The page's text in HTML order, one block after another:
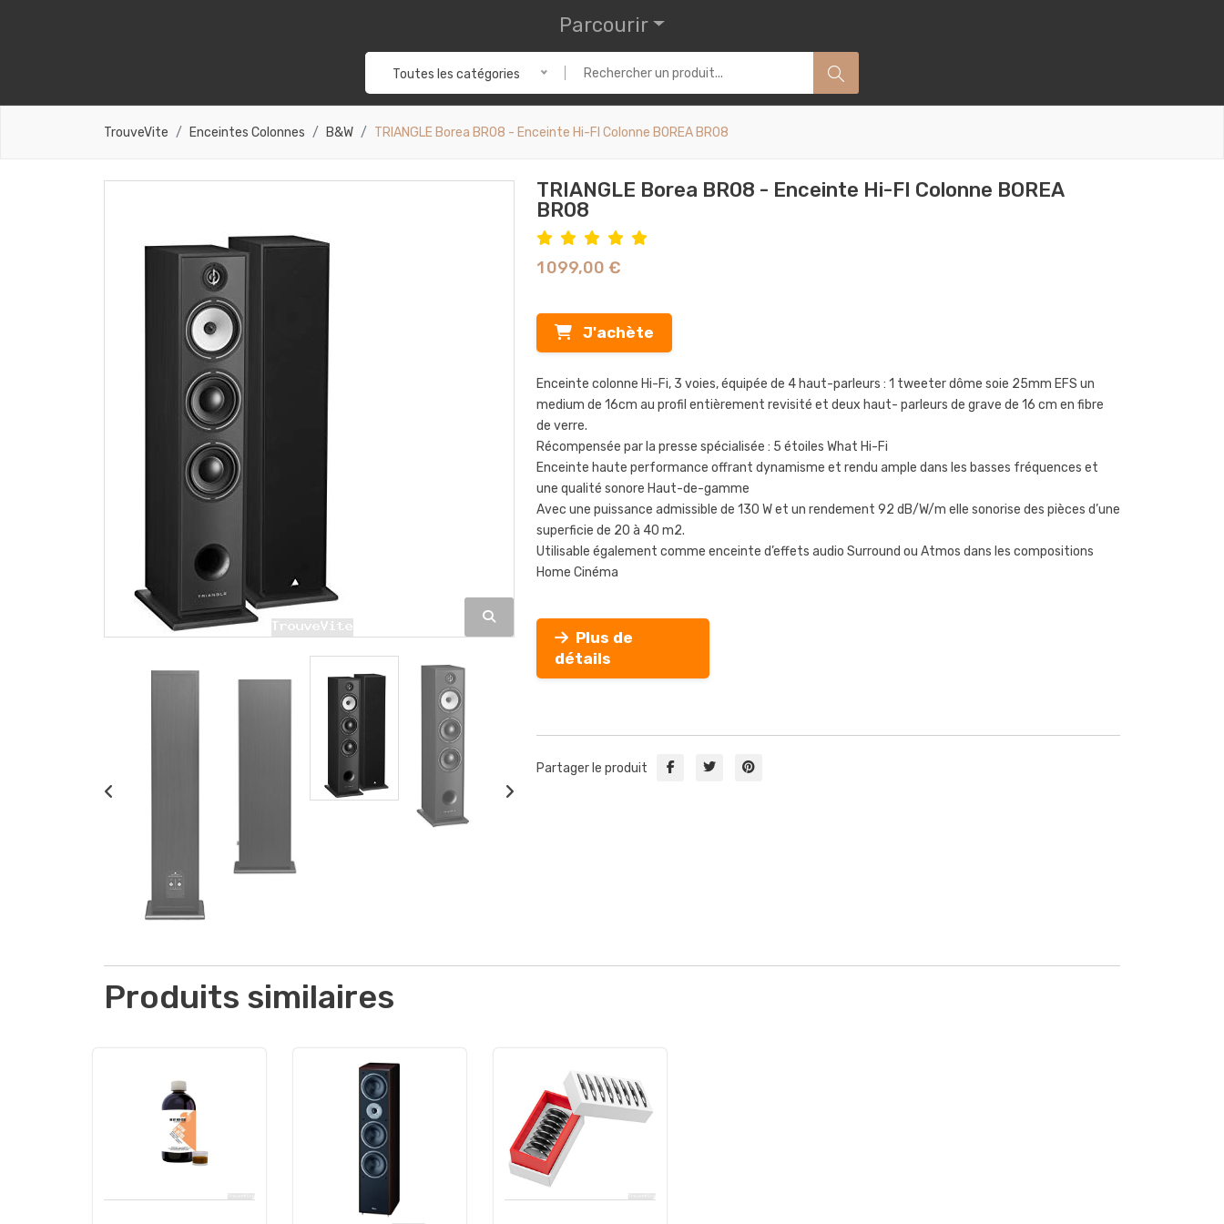
Parcourir
Toutes les catégories
TrouveVite Enceintes Colonnes B&W TRIANGLE Borea BR08 - Enceinte Hi-FI Colonne BOREA BR08
TRIANGLE Borea BR08 - Enceinte Hi-FI Colonne BOREA
BR08
1 099,00 €
J'achète
Enceinte colonne Hi-Fi, 3 voies, équipée de 4 haut-parleurs : 1 tweeter dôme soie 25mm EFS un
medium de 16cm au profil entièrement revisité et deux haut- parleurs de grave de 16 cm en fibre
de verre.
Récompensée par la presse spécialisée : 5 étoiles What Hi-Fi
Enceinte haute performance offrant dynamisme et rendu ample dans les basses fréquences et
une qualité sonore Haut-de-gamme
Avec une puissance admissible de 130 W et un rendement 92 dB/W/m elle sonorise des pièces d’une
superficie de 20 à 40 m2.
Utilisable également comme enceinte d’effets audio Surround ou Atmos dans les compositions
Home Cinéma
Plus de
détails
Partager le produit
Produits similaires